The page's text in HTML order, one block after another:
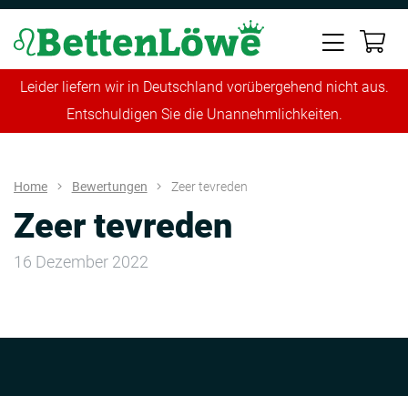
Leider liefern wir in Deutschland vorübergehend nicht aus.
Entschuldigen Sie die Unannehmlichkeiten.
Home Bewertungen Zeer tevreden
Zeer tevreden
16 Dezember 2022